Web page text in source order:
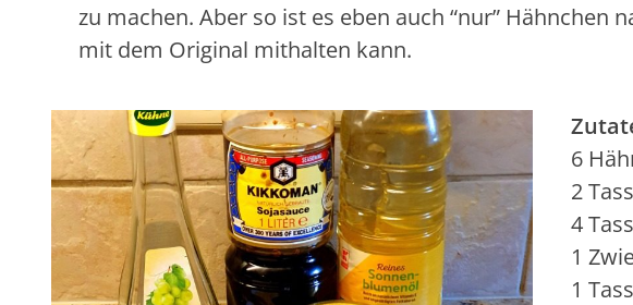
zu machen. Aber so ist es eben auch “nur” Hähnchen
mit dem Original mithalten kann.
6
2
4
1
1